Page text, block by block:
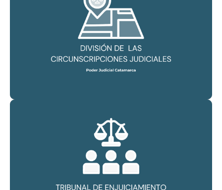
Division de las Circunscripciones Judiciales
CONSULTAR
CONSULTAR